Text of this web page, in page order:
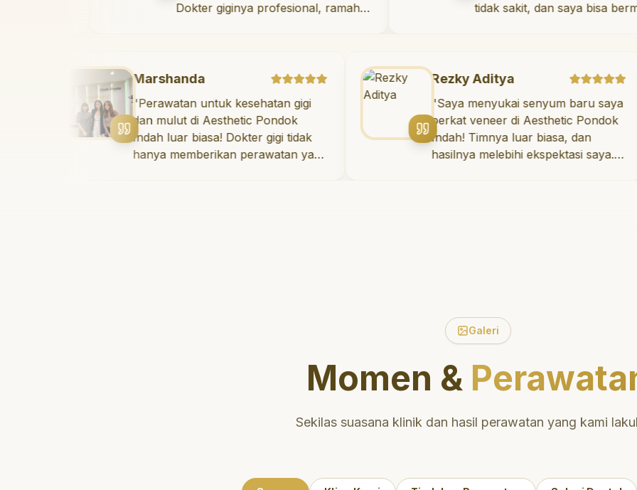
Dokter giginya profesional, ramah,
Klinik ini terletak di daerah yang
strategis, sehingga nyaman untuk
dikunjungi. Sangat
direkomendasikan untuk perawatan
gigi yang nyaman dan berkualitas!"
tidak sakit, dan
Marshanda
"Perawatan untuk kesehatan gigi
dan mulut di Aesthetic Pondok
Indah luar biasa! Dokter gigi tidak
hanya memberikan perawatan yang
Rezky Aditya
"Saya menyukai senyum baru saya
berkat veneer di Aesthetic Pondok
Indah! Timnya luar biasa, dan
hasilnya melebihi ekspektasi saya.
Galeri
Momen &
Sekilas suasana klinik dan hasil perawatan yang kami